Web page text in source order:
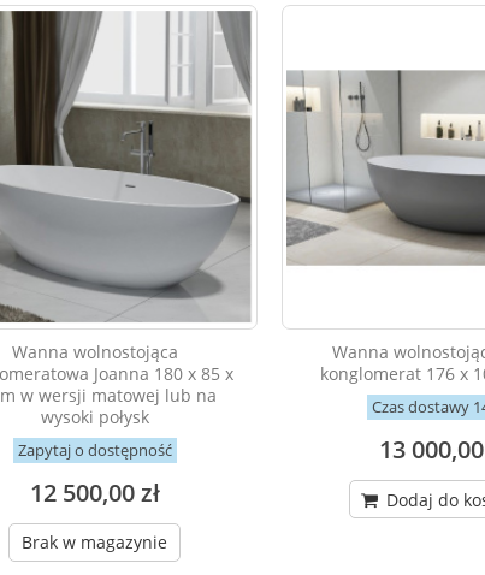
Wanna wolnostojąca
Joanna 180 x 85 x
w wersji matowej lub na
wysoki połysk
Zapytaj o dostępność
12 500,00 zł
Brak w magazynie
Wanna
konglomerat 176 x
Czas dostawy
13
Dodaj do